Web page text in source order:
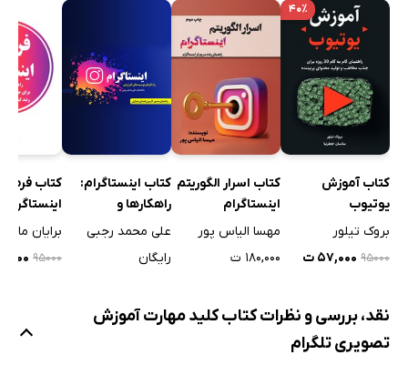
۴۰٪
کتاب آموزش
یوتیوب
بروک تیلور
۹۵۰۰۰ ۵۷,۰۰۰ ت
کتاب اسرار الگوریتم
اینستاگرام
مهسا الیاس پور
۱۸۰,۰۰۰ ت
کتاب اینستاگرام:
راهکارها و
توصیه‌های کاربردی
علی محمد رجبی
رایگان
کتاب
اینستاگرام
برایان مارک
۹۵۰۰۰
نقد، بررسی و نظرات کتاب کلید مهارت آموزش
تصویری تلگرام